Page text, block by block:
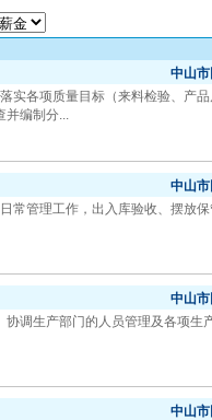
中山
实各项质量目标（来料检验、产
并编制分...
中山
常管理工作，出入库验收、摆放
中山
协调生产部门的人员管理及各项
中山